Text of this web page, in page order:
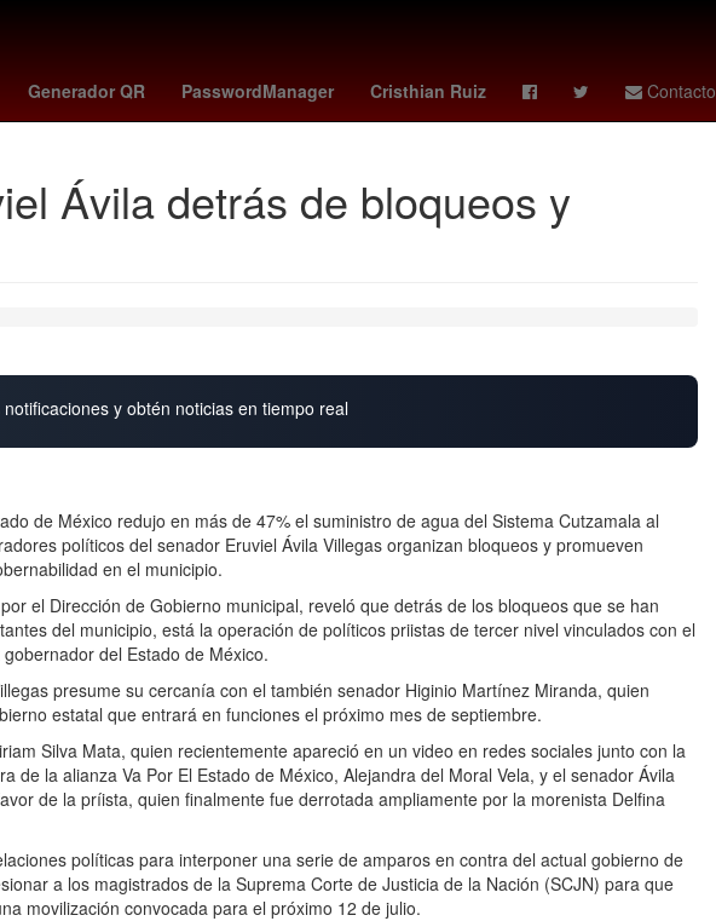
Generador QR PasswordManager Cristhian Ruiz Contacto
John Gotti Tyus Jones Circuito de Zandvoort Owen Wilson
Ávila detrás de bloqueos y
y obtén noticias en tiempo real
de México redujo en más de 47% el suministro de agua del Sistema Cutzamala al
políticos del senador Eruviel Ávila Villegas organizan bloqueos y promueven
en el municipio.
el Dirección de Gobierno municipal, reveló que detrás de los bloqueos que se han
del municipio, está la operación de políticos priistas de tercer nivel vinculados con el
del Estado de México.
presume su cercanía con el también senador Higinio Martínez Miranda, quien
estatal que entrará en funciones el próximo mes de septiembre.
Silva Mata, quien recientemente apareció en un video en redes sociales junto con la
de la alianza Va Por El Estado de México, Alejandra del Moral Vela, y el senador Ávila
de la príista, quien finalmente fue derrotada ampliamente por la morenista Delfina
políticas para interponer una serie de amparos en contra del actual gobierno de
a los magistrados de la Suprema Corte de Justicia de la Nación (SCJN) para que
movilización convocada para el próximo 12 de julio.